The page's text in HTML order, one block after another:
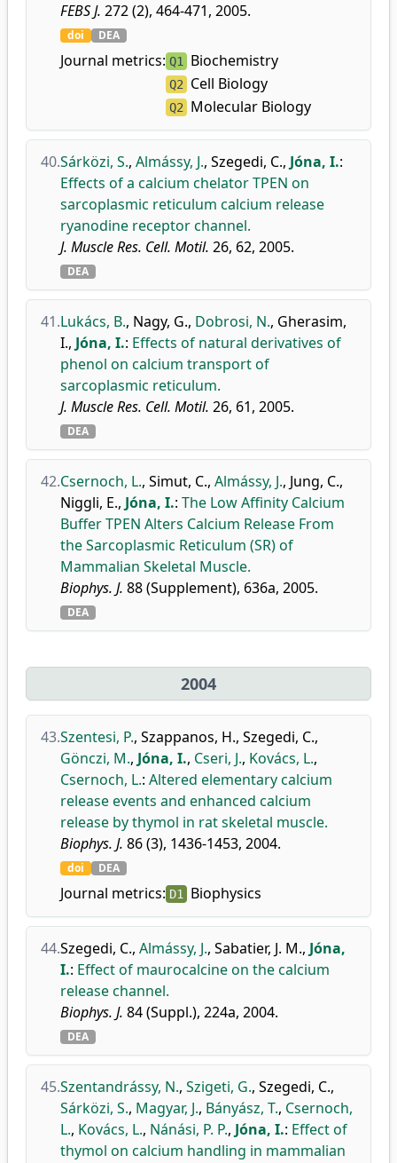
FEBS J. 272 (2), 464-471, 2005.
doi DEA
Journal metrics: Q1 Biochemistry
Q2 Cell Biology
Q2 Molecular Biology
40.Sárközi, S., Almássy, J., Szegedi, C., Jóna, I.:
Effects of a calcium chelator TPEN on
sarcoplasmic reticulum calcium release
ryanodine receptor channel.
J. Muscle Res. Cell. Motil. 26, 62, 2005.
DEA
41.Lukács, B., Nagy, G., Dobrosi, N., Gherasim,
I., Jóna, I.: Effects of natural derivatives of
phenol on calcium transport of
sarcoplasmic reticulum.
J. Muscle Res. Cell. Motil. 26, 61, 2005.
DEA
42.Csernoch, L., Simut, C., Almássy, J., Jung, C.,
Niggli, E., Jóna, I.: The Low Affinity Calcium
Buffer TPEN Alters Calcium Release From
the Sarcoplasmic Reticulum (SR) of
Mammalian Skeletal Muscle.
Biophys. J. 88 (Supplement), 636a, 2005.
DEA
2004
43.Szentesi, P., Szappanos, H., Szegedi, C.,
Gönczi, M., Jóna, I., Cseri, J., Kovács, L.,
Csernoch, L.: Altered elementary calcium
release events and enhanced calcium
release by thymol in rat skeletal muscle.
Biophys. J. 86 (3), 1436-1453, 2004.
doi DEA
Journal metrics: D1 Biophysics
44.Szegedi, C., Almássy, J., Sabatier, J. M., Jóna,
I.: Effect of maurocalcine on the calcium
release channel.
Biophys. J. 84 (Suppl.), 224a, 2004.
DEA
45.Szentandrássy, N., Szigeti, G., Szegedi, C.,
Sárközi, S., Magyar, J., Bányász, T., Csernoch,
L., Kovács, L., Nánási, P. P., Jóna, I.: Effect of
thymol on calcium handling in mammalian